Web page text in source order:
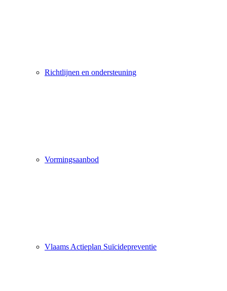
Richtlijnen en ondersteuning
Vormingsaanbod
Vlaams Actieplan Suïcidepreventie